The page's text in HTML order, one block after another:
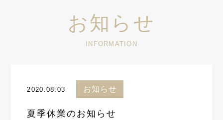
お知らせ
INFORMATION
2020.08.03 お知らせ
夏季休業のお知らせ